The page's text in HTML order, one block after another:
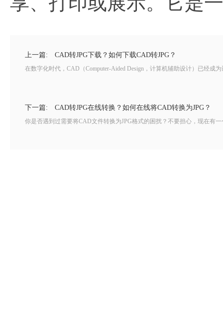
上一篇: CAD转JPG下载？如何下载CAD转JPG？
在数字化时代，CAD（Computer-Aided Design，计算机辅助设计）已经
下一篇: CAD转JPG在线转换？如何在线将CAD转换为JPG？
你是否遇到过需要将CAD文件转换为JPG格式的困扰？不要担心，现在有